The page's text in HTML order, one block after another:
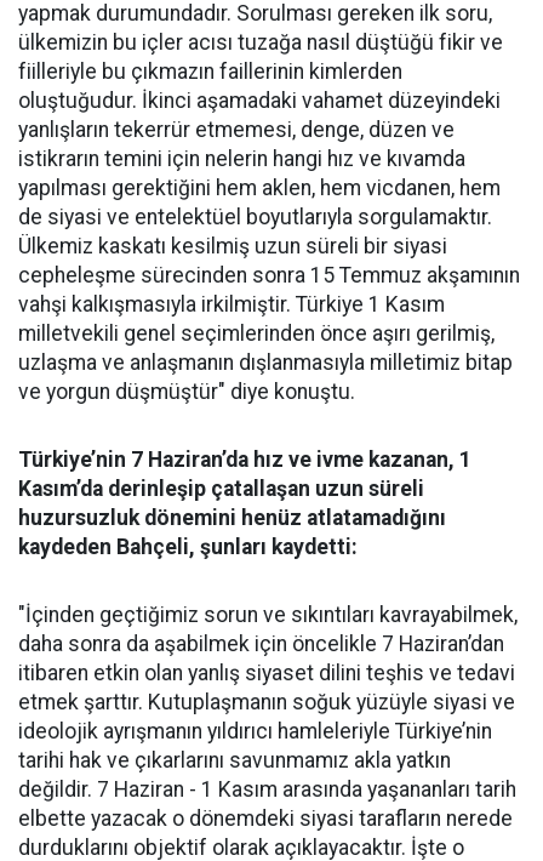
yapmak durumundadır. Sorulması gereken ilk soru,
ülkemizin bu içler acısı tuzağa nasıl düştüğü fikir ve
fiilleriyle bu çıkmazın faillerinin kimlerden
oluştuğudur. İkinci aşamadaki vahamet düzeyindeki
yanlışların tekerrür etmemesi, denge, düzen ve
istikrarın temini için nelerin hangi hız ve kıvamda
yapılması gerektiğini hem aklen, hem vicdanen, hem
de siyasi ve entelektüel boyutlarıyla sorgulamaktır.
Ülkemiz kaskatı kesilmiş uzun süreli bir siyasi
cepheleşme sürecinden sonra 15 Temmuz akşamının
vahşi kalkışmasıyla irkilmiştir. Türkiye 1 Kasım
milletvekili genel seçimlerinden önce aşırı gerilmiş,
uzlaşma ve anlaşmanın dışlanmasıyla milletimiz bitap
ve yorgun düşmüştür" diye konuştu.
Türkiye’nin 7 Haziran’da hız ve ivme kazanan, 1
Kasım’da derinleşip çatallaşan uzun süreli
huzursuzluk dönemini henüz atlatamadığını
kaydeden Bahçeli, şunları kaydetti:
"İçinden geçtiğimiz sorun ve sıkıntıları kavrayabilmek,
daha sonra da aşabilmek için öncelikle 7 Haziran’dan
itibaren etkin olan yanlış siyaset dilini teşhis ve tedavi
etmek şarttır. Kutuplaşmanın soğuk yüzüyle siyasi ve
ideolojik ayrışmanın yıldırıcı hamleleriyle Türkiye’nin
tarihi hak ve çıkarlarını savunmamız akla yatkın
değildir. 7 Haziran - 1 Kasım arasında yaşananları tarih
elbette yazacak o dönemdeki siyasi tarafların nerede
durduklarını objektif olarak açıklayacaktır. İşte o